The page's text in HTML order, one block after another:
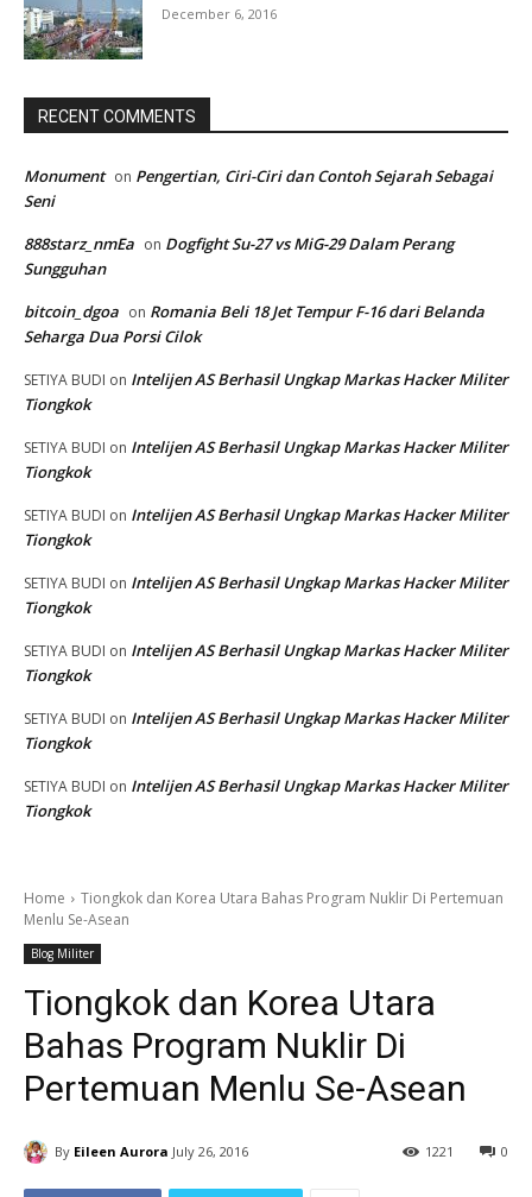
December 6, 2016
RECENT COMMENTS
Monument on Pengertian, Ciri-Ciri dan Contoh Sejarah Sebagai
Seni
888starz_nmEa on Dogfight Su-27 vs MiG-29 Dalam Perang
Sungguhan
bitcoin_dgoa on Romania Beli 18 Jet Tempur F-16 dari Belanda
Seharga Dua Porsi Cilok
SETIYA BUDI on Intelijen AS Berhasil Ungkap Markas Hacker Militer
Tiongkok
SETIYA BUDI on Intelijen AS Berhasil Ungkap Markas Hacker Militer
Tiongkok
SETIYA BUDI on Intelijen AS Berhasil Ungkap Markas Hacker Militer
Tiongkok
SETIYA BUDI on Intelijen AS Berhasil Ungkap Markas Hacker Militer
Tiongkok
SETIYA BUDI on Intelijen AS Berhasil Ungkap Markas Hacker Militer
Tiongkok
SETIYA BUDI on Intelijen AS Berhasil Ungkap Markas Hacker Militer
Tiongkok
SETIYA BUDI on Intelijen AS Berhasil Ungkap Markas Hacker Militer
Tiongkok